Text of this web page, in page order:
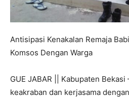
Antisipasi Kenakalan Remaja
Komsos Dengan Warga
GUE JABAR || Kabupaten
keakraban dan kerjasama